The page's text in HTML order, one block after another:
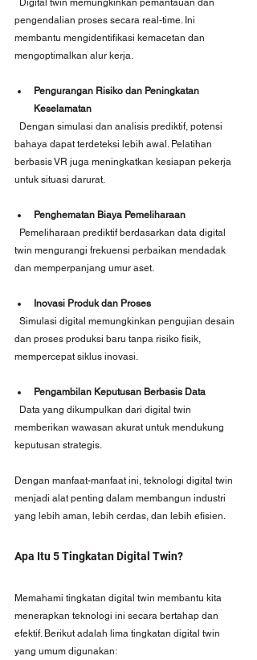
pengendalian proses secara real-time. Ini
membantu mengidentifikasi kemacetan dan
mengoptimalkan alur kerja.
Pengurangan Risiko dan Peningkatan
Keselamatan
bahaya dapat terdeteksi lebih awal. Pelatihan
berbasis VR juga meningkatkan kesiapan pekerja
untuk situasi darurat.
Penghematan Biaya Pemeliharaan
twin mengurangi frekuensi perbaikan mendadak
dan memperpanjang umur aset.
Inovasi Produk dan Proses
dan proses produksi baru tanpa risiko fisik,
mempercepat siklus inovasi.
Pengambilan Keputusan Berbasis Data
memberikan wawasan akurat untuk mendukung
keputusan strategis.
Dengan manfaat-manfaat ini, teknologi digital twin
menjadi alat penting dalam membangun industri
yang lebih aman, lebih cerdas, dan lebih efisien.
Apa Itu 5 Tingkatan Digital Twin?
Memahami tingkatan digital twin membantu kita
menerapkan teknologi ini secara bertahap dan
efektif. Berikut adalah lima tingkatan digital twin
yang umum digunakan: